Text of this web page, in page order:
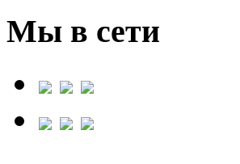
Мы в сети